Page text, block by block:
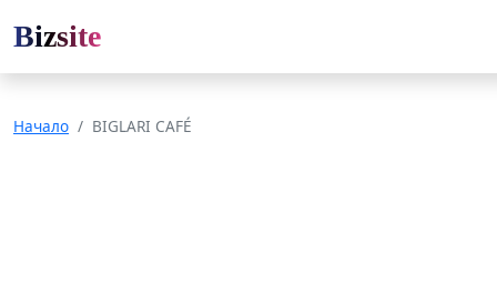
Bizsite
Начало BIGLARI CAFÉ